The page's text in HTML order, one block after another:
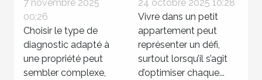
votre propriété?
7 novembre 2025
00:26
Choisir le type de
diagnostic adapté à
une propriété peut
sembler complexe,
innovantes pour
petits
appartements
24 octobre 2025 10:28
Vivre dans un petit
appartement peut
représenter un défi,
surtout lorsqu’il s’agit
d’optimiser chaque...